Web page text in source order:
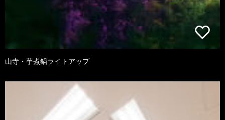
山寺・芋煮鍋ライトアップ